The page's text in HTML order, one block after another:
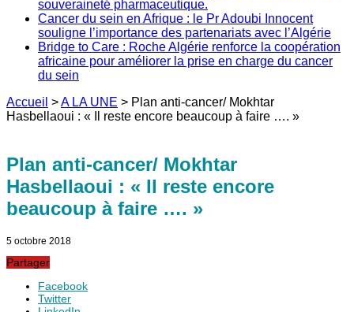
souveraineté pharmaceutique.
Cancer du sein en Afrique : le Pr Adoubi Innocent
souligne l’importance des partenariats avec l’Algérie
Bridge to Care : Roche Algérie renforce la coopération
africaine pour améliorer la prise en charge du cancer
du sein
Accueil >A LA UNE > Plan anti-cancer/ Mokhtar
Hasbellaoui : « Il reste encore beaucoup à faire …. »
Plan anti-cancer/ Mokhtar
Hasbellaoui : « Il reste encore
beaucoup à faire …. »
5 octobre 2018
Partager
Facebook
Twitter